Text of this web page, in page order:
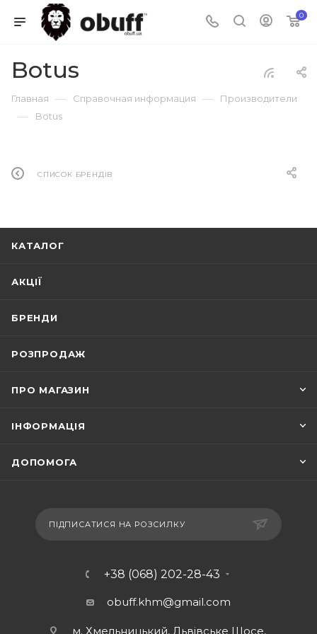
0
Botus
Главная — Справочная информация — Производители
— Botus
СПИСОК БРЕНДІВ
КАТАЛОГ
АКЦІЇ
БРЕНДИ
РОЗПРОДАЖ
ПРО МАГАЗИН
ІНФОРМАЦІЯ
ДОПОМОГА
ПІДПИСАТИСЯ НА РОЗСИЛКУ
+38 (068) 202-28-43
obuff.khm@gmail.com
м. Хмельницький, Львівське Шосе,